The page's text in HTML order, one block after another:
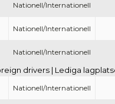
Nationell/Internationell
Nationell/Internationell
Nationell/Internationell
drivers | Lediga
Nationell/Internationell